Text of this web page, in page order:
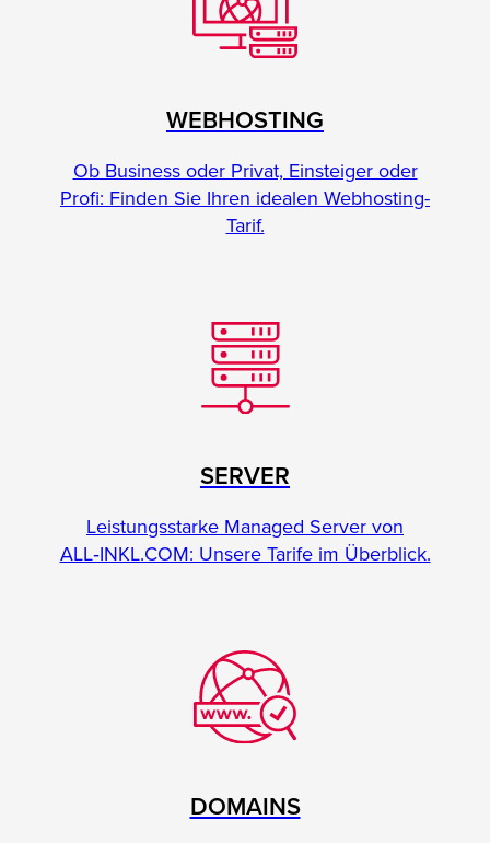
WEBHOSTING
Ob Business oder Privat, Einsteiger oder
Profi: Finden Sie Ihren idealen Webhosting-
Tarif.
SERVER
Leistungsstarke Managed Server von
ALL‑INKL.COM: Unsere Tarife im Überblick.
DOMAINS